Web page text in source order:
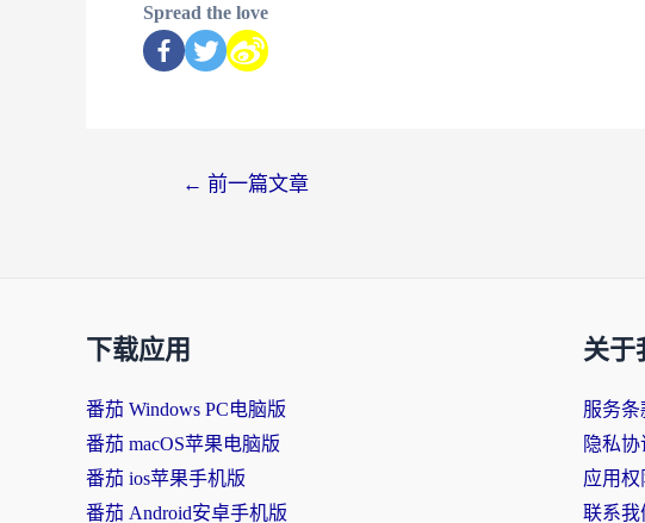
Spread the love
← 前一篇文章
下载应用
番茄 Windows PC电脑版
番茄 macOS苹果电脑版
番茄 ios苹果手机版
番茄 Android安卓手机版
关于
服务条
隐私协
应用权
联系我